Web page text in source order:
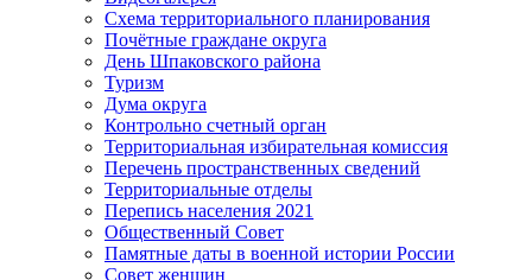
Схема территориального планирования
Почётные граждане округа
День Шпаковского района
Туризм
Дума округа
Контрольно счетный орган
Территориальная избирательная комиссия
Перечень пространственных сведений
Территориальные отделы
Перепись населения 2021
Общественный Совет
Памятные даты в военной истории России
Совет женщин